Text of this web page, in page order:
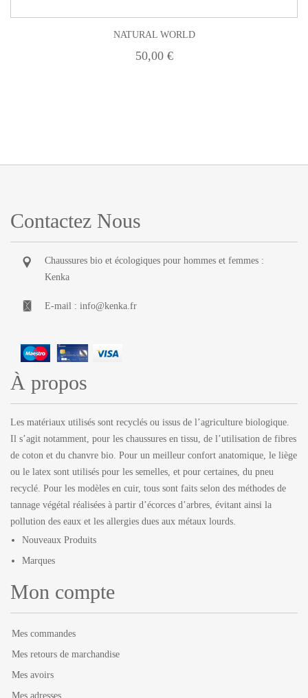
NATURAL WORLD
50,00 €
Contactez Nous
Chaussures bio et écologiques pour hommes et femmes :
Kenka
E-mail : info@kenka.fr
À propos
Les matériaux utilisés sont recyclés ou issus de l’agriculture biologique.
Il s’agit notamment, pour les chaussures en tissu, de l’utilisation de fibres
de coton et du chanvre bio. Pour un meilleur confort anatomique, le liège
ou le latex sont utilisés pour les semelles, et pour certaines, du pneu
recyclé. Pour les modèles en cuir, tous sont faits selon des méthodes de
tannage végétal réalisées à partir d’écorces d’arbres, évitant ainsi la
pollution des eaux et les allergies dues aux métaux lourds.
Nouveaux Produits
Marques
Mon compte
Mes commandes
Mes retours de marchandise
Mes avoirs
Mes adresses